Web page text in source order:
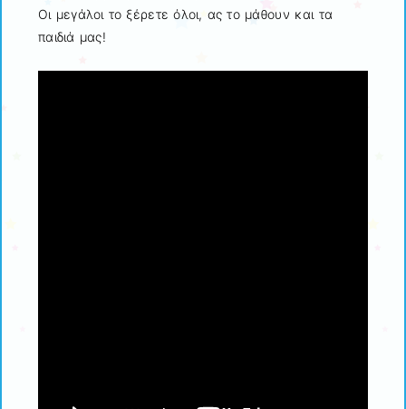
Οι μεγάλοι το ξέρετε όλοι, ας το μάθουν και τα
παιδιά μας!